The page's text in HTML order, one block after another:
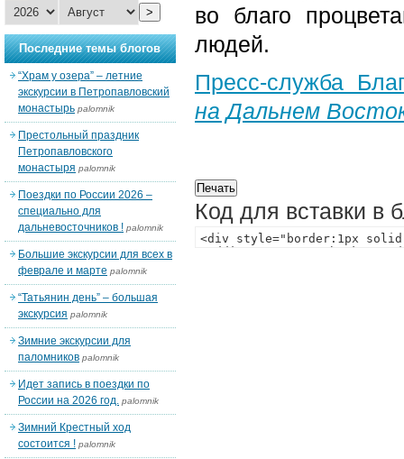
во благо
людей.
Пресс-служба
на Дальнем
Код для вставки в
>
Последние темы блогов
“Храм у озера” – летние
экскурсии в Петропавловский
монастырь palomnik
Престольный праздник
Петропавловского
монастыря palomnik
Поездки по России 2026 –
специально для
дальневосточников ! palomnik
Большие экскурсии для всех в
феврале и марте palomnik
“Татьянин день” – большая
экскурсия palomnik
Зимние экскурсии для
паломников palomnik
Идет запись в поездки по
России на 2026 год. palomnik
Зимний Крестный ход
состоится ! palomnik